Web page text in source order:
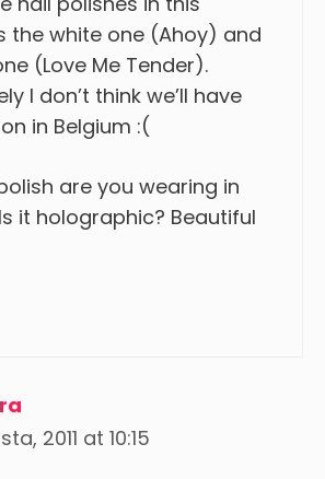
the white one (Ahoy) and
(Love Me Tender).
I don’t think we’ll have
in Belgium :(
are you wearing in
it holographic? Beautiful
2011 at 10:15